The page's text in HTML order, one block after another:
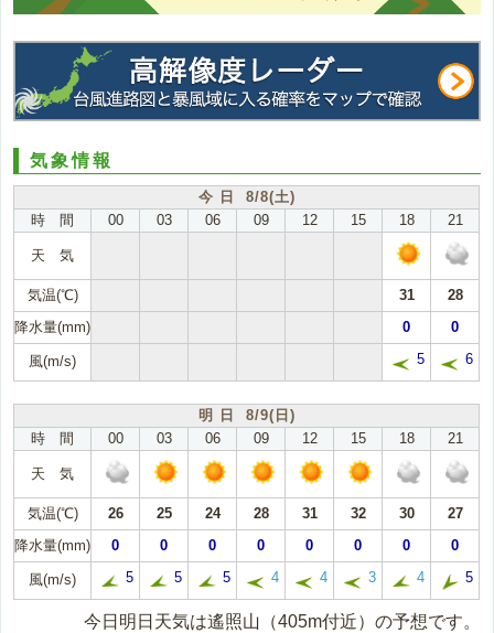
気象情報
今 日 8/8(土)
時 間
00 03 06 09 12 15 18 21
天 気
気温(℃) 31
28
降水量(mm)
0 0
風(m/s) 5 6
明 日 8/9(日)
時 間
00 03 06 09 12 15 18 21
天 気
気温(℃) 26 25 24 28 31 32 30
27
降水量(mm)
0 0 0 0 0 0 0 0
風(m/s) 5 5 5 4 4 3 4 5
今日明日天気は遙照山（405m付近）の予想です。